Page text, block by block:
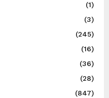
(1)
(3)
(245)
(16)
(36)
(28)
(847)